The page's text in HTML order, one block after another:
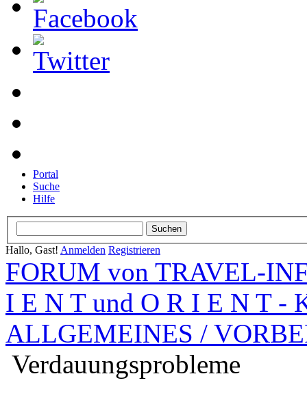
Portal
Suche
Hilfe
Hallo, Gast! Anmelden Registrieren
FORUM von TRAVEL-
I E N T und O R I E N T -
ALLGEMEINES /
Verdauungsprobleme